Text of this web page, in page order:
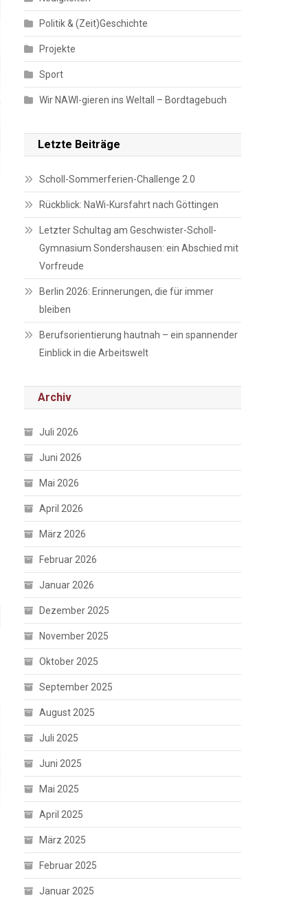
Politik & (Zeit)Geschichte
Projekte
Sport
Wir NAWI-gieren ins Weltall – Bordtagebuch
Letzte Beiträge
Scholl-Sommerferien-Challenge 2.0
Rückblick: NaWi-Kursfahrt nach Göttingen
Letzter Schultag am Geschwister-Scholl-
Gymnasium Sondershausen: ein Abschied mit
Vorfreude
Berlin 2026: Erinnerungen, die für immer
bleiben
Berufsorientierung hautnah – ein spannender
Einblick in die Arbeitswelt
Archiv
Juli 2026
Juni 2026
Mai 2026
April 2026
März 2026
Februar 2026
Januar 2026
Dezember 2025
November 2025
Oktober 2025
September 2025
August 2025
Juli 2025
Juni 2025
Mai 2025
April 2025
März 2025
Februar 2025
Januar 2025